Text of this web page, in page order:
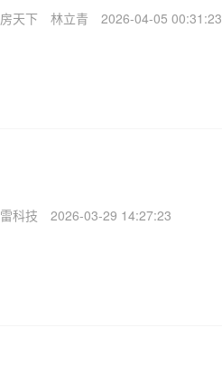
房天下 林立青 2026-04-05 00:31:23
雷科技 2026-03-29 14:27:23